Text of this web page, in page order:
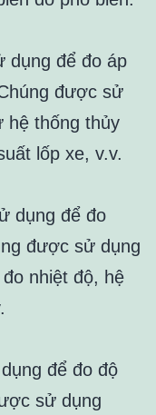
dụng để đo áp
được sử
hệ thống thủy
lốp xe, v.v.
dụng để đo
được sử dụng
nhiệt độ, hệ
để đo độ
sử dụng